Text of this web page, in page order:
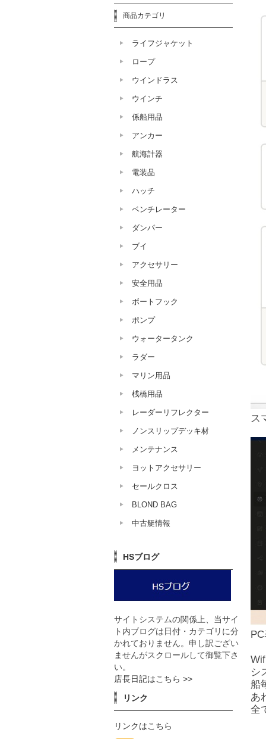
ス
シ
船
あ
全
商品カテゴリ
ライフジャケット
ロープ
ウインドラス
ウインチ
係船用品
アンカー
航海計器
電装品
ハッチ
ベンチレーター
ダンパー
ブイ
アクセサリー
安全用品
ボートフック
ポンプ
ウォータータンク
ラダー
マリン用品
桟橋用品
レーダーリフレクター
ノンスリップデッキ材
メンテナンス
ヨットアクセサリー
セールクロス
BLOND BAG
中古艇情報
HSブログ
サイトシステムの関係上、当サイ
ト内ブログは日付・カテゴリに分
かれておりません。申し訳ござい
ませんがスクロールして御覧下さ
い。
店長日記はこちら >>
リンク
リンクはこちら